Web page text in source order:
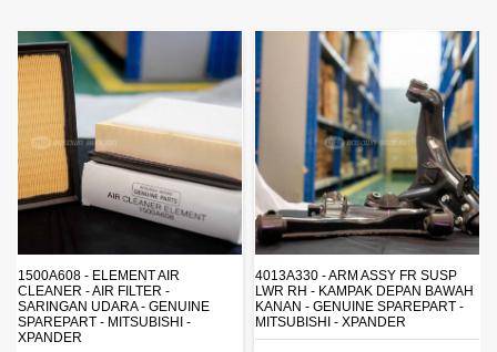
4013A330 - ARM ASSY FR SUSP
LWR RH - KAMPAK DEPAN BAWAH
KANAN - GENUINE SPAREPART -
MITSUBISHI - XPANDER
4162A413 - SHOCK
SUSP - SUSPENSI
SHOCKBREAKER
GENUINE SPAREPART -
MITSUBISHI - XPANDER